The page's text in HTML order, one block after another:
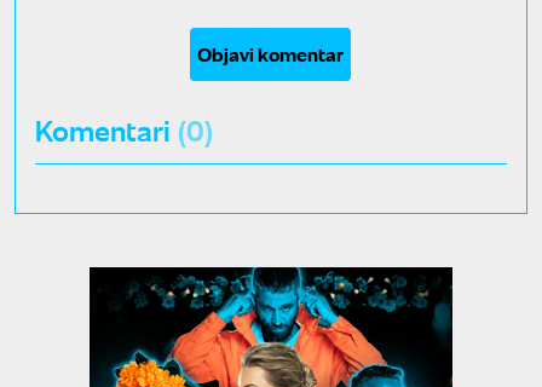
Objavi komentar
Komentari (0)